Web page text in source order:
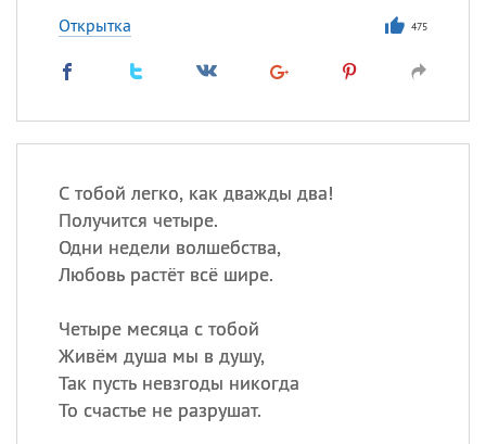
Открытка 475
С тобой легко, как дважды два!
Получится четыре.
Одни недели волшебства,
Любовь растёт всё шире.
Четыре месяца с тобой
Живём душа мы в душу,
Так пусть невзгоды никогда
То счастье не разрушат.